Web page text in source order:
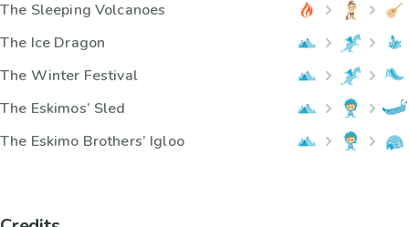
The Sleeping Volcanoes
The Ice Dragon
The Winter Festival
The Eskimos’ Sled
The Eskimo Brothers’ Igloo